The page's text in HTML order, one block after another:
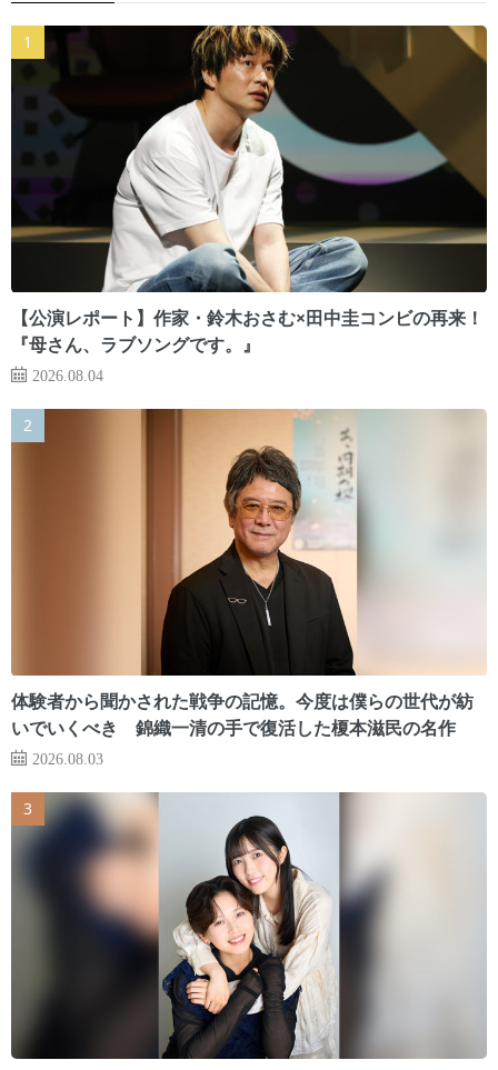
【公演レポート】作家・鈴木おさむ×田中圭コンビの再来！
『母さん、ラブソングです。』
2026.08.04
体験者から聞かされた戦争の記憶。今度は僕らの世代が紡
いでいくべき 錦織一清の手で復活した榎本滋民の名作
2026.08.03